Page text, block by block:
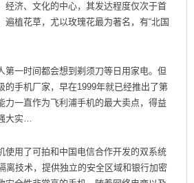
经济、文化的中心，其发达程度仅次于首
遍植花草，尤以玫瑰花最为著名，有“北国
一时间都会想到剃须刀等日用家电。但
的手机厂家，早在1999年就已经推出了第
力一直作为飞利浦手机的最大卖点，得益
大实…
用了可拍和中国电信合作开发的双系统
离技术，提供独立的安全区域和银行加密